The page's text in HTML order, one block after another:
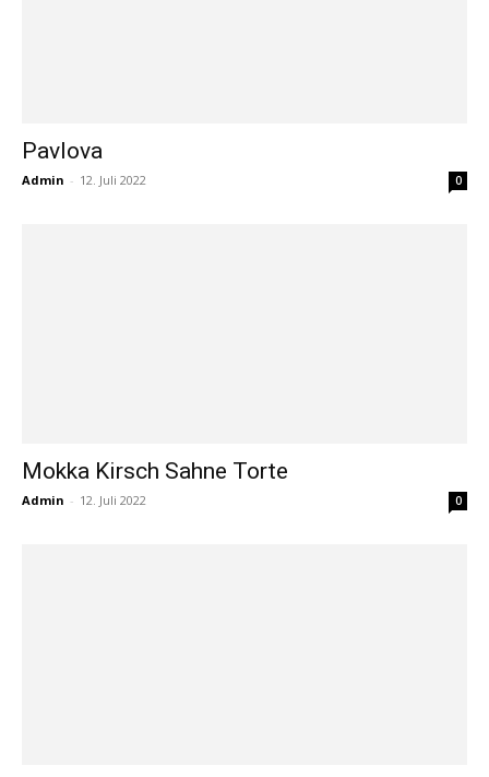
Pavlova
Admin - 12. Juli 2022 0
Mokka Kirsch Sahne Torte
Admin - 12. Juli 2022 0